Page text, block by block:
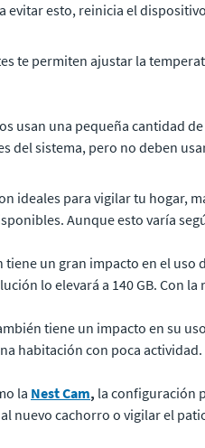
evitar esto, reinicia el
te permiten ajustar la
usan una pequeña cantidad
del sistema, pero no deben
ideales para vigilar tu hogar,
Aunque esto varía
tiene un gran impacto en el
lo elevará a 140 GB. Con
tiene un impacto en su
habitación con poca actividad.
la Nest Cam, la configuración
nuevo cachorro o vigilar el